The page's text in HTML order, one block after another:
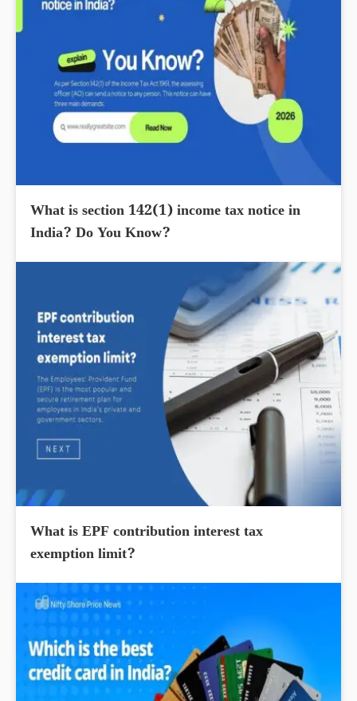
What is section 142(1) income tax notice in
India? Do You Know?
What is EPF contribution interest tax
exemption limit?